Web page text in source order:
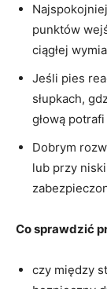
punktów
ciągłej
Jeśli pies
słupkach,
głową
Dobrym
lub przy
Co sprawdzić
czy między